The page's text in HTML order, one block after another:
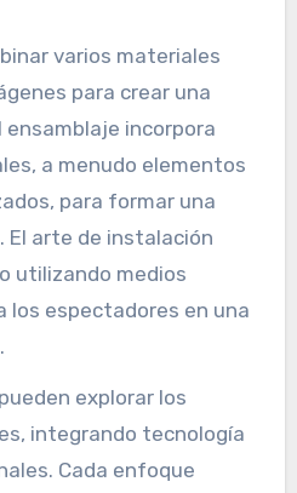
varios materiales
para crear una
ensamblaje incorpora
a menudo elementos
para formar una
El arte de instalación
utilizando medios
los espectadores en una
explorar los
integrando tecnología
Cada enfoque